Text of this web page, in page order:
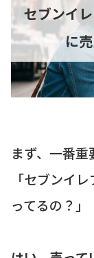
セブンイ
に
まず、一番重
「セブンイ
ってるの？」